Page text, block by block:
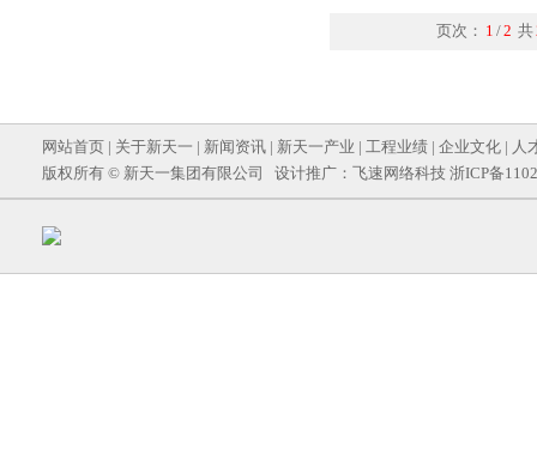
页次： 1 /2 共
网站首页 | 关于新天一 | 新闻资讯 | 新天一产业 | 工程业绩 | 企业文化 | 人
版权所有 © 新天一集团有限公司 设计推广： 飞速网络科技 浙ICP备